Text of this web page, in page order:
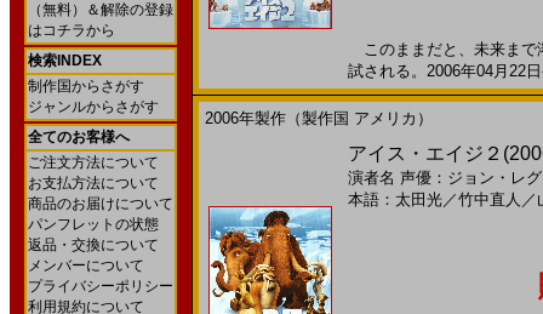
（無料）＆解除の登録
はコチラから
検索INDEX
制作国からさがす
ジャンルからさがす
全てのお客様へ
ご注文方法について
お支払方法について
商品のお届けについて
パンフレットの状態
返品・交換について
メンバーについて
プライバシーポリシー
利用規約について
このままだと、未来まで
試される。2006年04月
2006年製作（製作国 アメリカ）
アイス・エイジ２
演者名 声優：ジョン・レ
本語：太田光／竹中直人 ／